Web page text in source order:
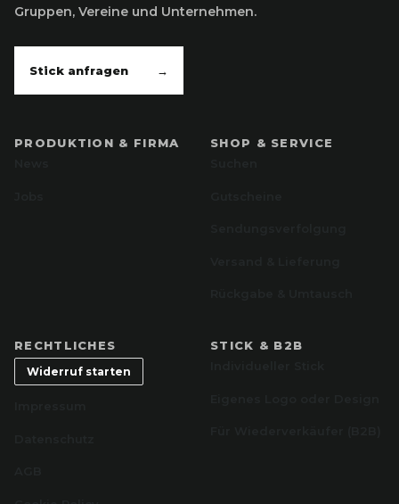
Gruppen, Vereine und Unternehmen.
Stick anfragen →
PRODUKTION & FIRMA
SHOP & SERVICE
RECHTLICHES
Widerruf starten
STICK & B2B